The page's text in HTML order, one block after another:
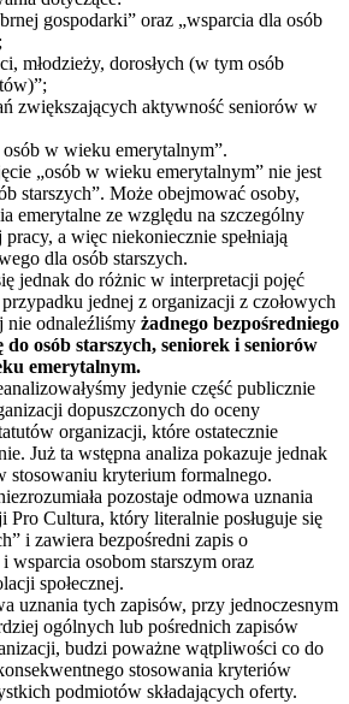
gospodarki” oraz „wsparcia dla osób
młodzieży, dorosłych (w tym osób
zwiększających aktywność seniorów w
osób w wieku emerytalnym”.
„osób w wieku emerytalnym” nie jest
starszych”. Może obejmować osoby,
emerytalne ze względu na szczególny
a więc niekoniecznie spełniają
dla osób starszych.
jednak do różnic w interpretacji pojęć
jednej z organizacji z czołowych
nie odnaleźliśmy żadnego bezpośredniego
do osób starszych, seniorek i seniorów
emerytalnym.
jedynie część publicznie
dopuszczonych do oceny
organizacji, które ostatecznie
Już ta wstępna analiza pokazuje jednak
stosowaniu kryterium formalnego.
pozostaje odmowa uznania
Pro Cultura, który literalnie posługuje się
i zawiera bezpośredni zapis o
wsparcia osobom starszym oraz
społecznej.
uznania tych zapisów, przy jednoczesnym
ogólnych lub pośrednich zapisów
budzi poważne wątpliwości co do
stosowania kryteriów
podmiotów składających oferty.